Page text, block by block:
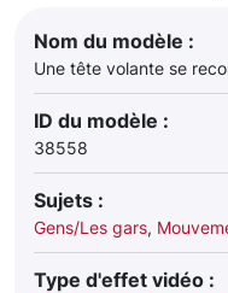
Nom du modèle :
Une tête volante se
ID du modèle :
38558
Sujets :
Gens/Les gars,
Type d'effet vidéo :